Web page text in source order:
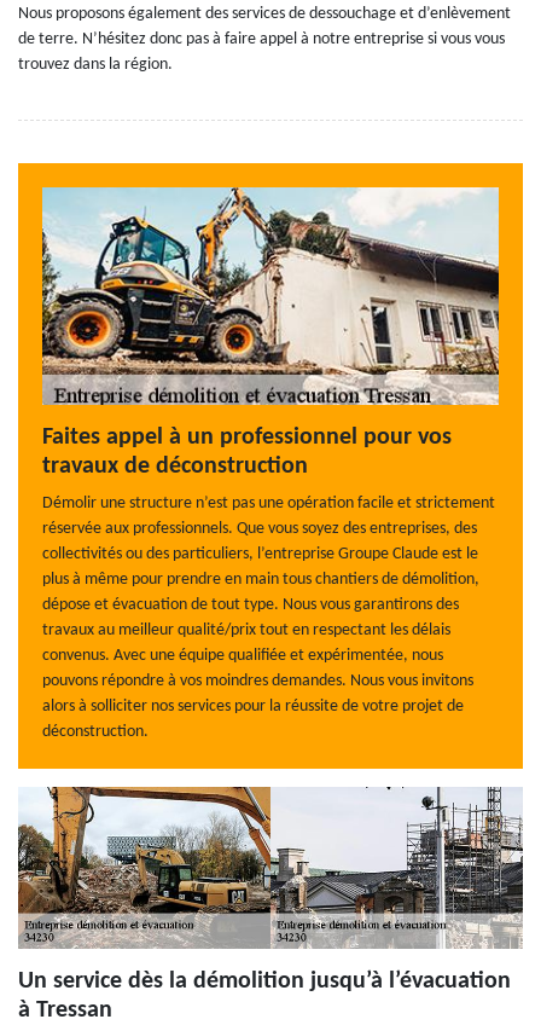
Nous proposons également des services de dessouchage et d’enlèvement
de terre. N’hésitez donc pas à faire appel à notre entreprise si vous vous
trouvez dans la région.
Faites appel à un professionnel pour vos
travaux de déconstruction
Démolir une structure n’est pas une opération facile et strictement
réservée aux professionnels. Que vous soyez des entreprises, des
collectivités ou des particuliers, l’entreprise Groupe Claude est le
plus à même pour prendre en main tous chantiers de démolition,
dépose et évacuation de tout type. Nous vous garantirons des
travaux au meilleur qualité/prix tout en respectant les délais
convenus. Avec une équipe qualifiée et expérimentée, nous
pouvons répondre à vos moindres demandes. Nous vous invitons
alors à solliciter nos services pour la réussite de votre projet de
déconstruction.
Un service dès la démolition jusqu’à l’évacuation
à Tressan